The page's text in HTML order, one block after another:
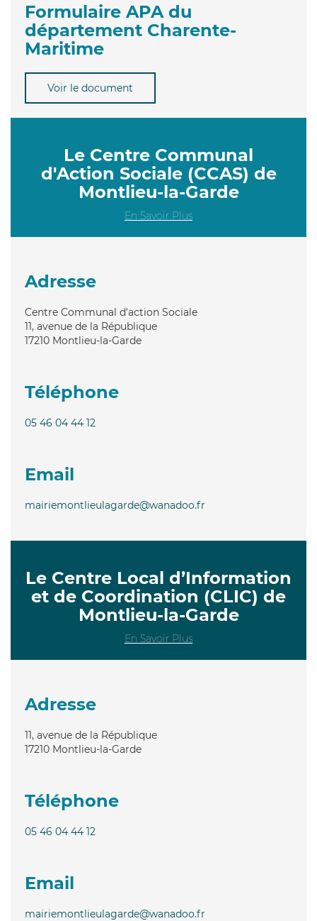
Formulaire APA du
département Charente-
Maritime
Voir le document
Le Centre Communal
d'Action Sociale (CCAS) de
Montlieu-la-Garde
En Savoir Plus
Adresse
Centre Communal d'action Sociale
11, avenue de la République
17210 Montlieu-la-Garde
Téléphone
05 46 04 44 12
Email
mairiemontlieulagarde@wanadoo.fr
Le Centre Local d’Information
et de Coordination (CLIC) de
Montlieu-la-Garde
En Savoir Plus
Adresse
11, avenue de la République
17210 Montlieu-la-Garde
Téléphone
05 46 04 44 12
Email
mairiemontlieulagarde@wanadoo.fr